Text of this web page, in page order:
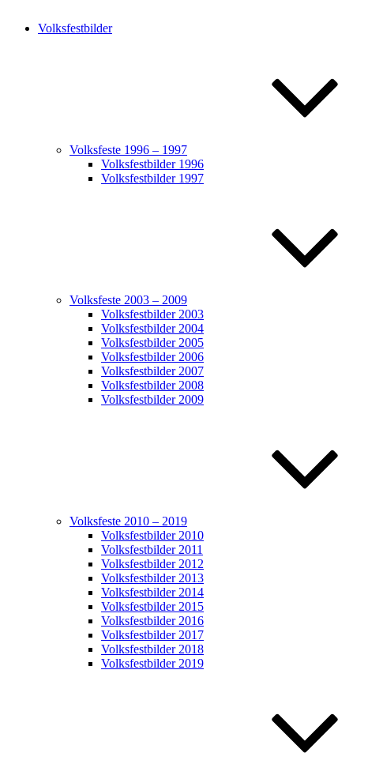
Volksfestbilder
Volksfeste 1996 – 1997
Volksfestbilder 1996
Volksfestbilder 1997
Volksfeste 2003 – 2009
Volksfestbilder 2003
Volksfestbilder 2004
Volksfestbilder 2005
Volksfestbilder 2006
Volksfestbilder 2007
Volksfestbilder 2008
Volksfestbilder 2009
Volksfeste 2010 – 2019
Volksfestbilder 2010
Volksfestbilder 2011
Volksfestbilder 2012
Volksfestbilder 2013
Volksfestbilder 2014
Volksfestbilder 2015
Volksfestbilder 2016
Volksfestbilder 2017
Volksfestbilder 2018
Volksfestbilder 2019